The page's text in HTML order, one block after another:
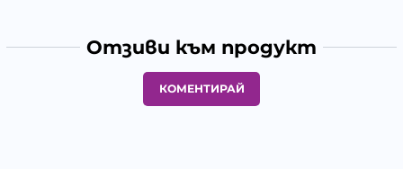
Отзиви към продукт
КОМЕНТИРАЙ